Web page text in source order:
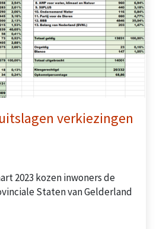
verkiezingen
2023 kozen inwoners de
Staten van Gelderland